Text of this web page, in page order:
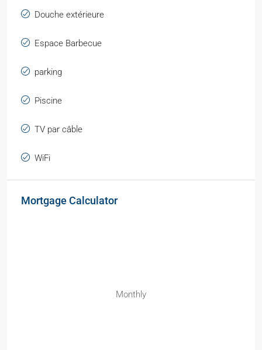
Douche extérieure
Espace Barbecue
parking
Piscine
TV par câble
WiFi
Mortgage Calculator
Monthly